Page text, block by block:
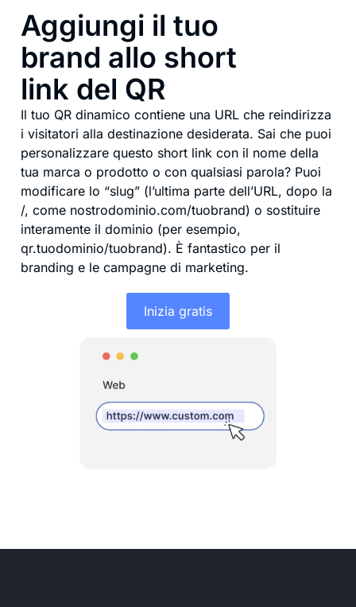
Aggiungi il tuo
brand allo short
link del QR
Il tuo QR dinamico contiene una URL che reindirizza
i visitatori alla destinazione desiderata. Sai che puoi
personalizzare questo short link con il nome della
tua marca o prodotto o con qualsiasi parola? Puoi
modificare lo “slug” (l’ultima parte dell’URL, dopo la
/, come nostrodominio.com/tuobrand) o sostituire
interamente il dominio (per esempio,
qr.tuodominio/tuobrand). È fantastico per il
branding e le campagne di marketing.
Inizia gratis